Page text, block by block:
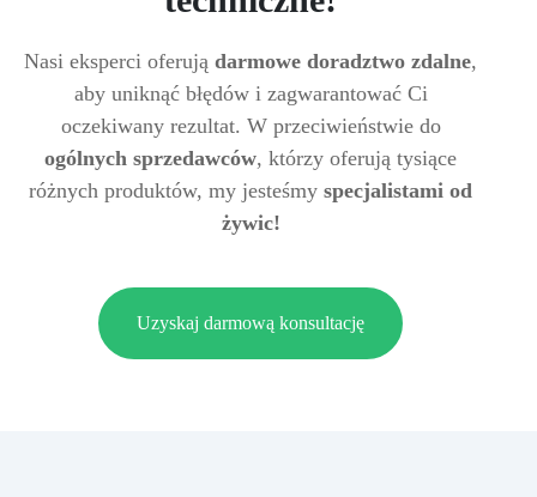
Nasi eksperci oferują darmowe doradztwo zdalne,
aby uniknąć błędów i zagwarantować Ci
oczekiwany rezultat. W przeciwieństwie do
ogólnych sprzedawców, którzy oferują tysiące
różnych produktów, my jesteśmy specjalistami od
żywic!
Uzyskaj darmową konsultację